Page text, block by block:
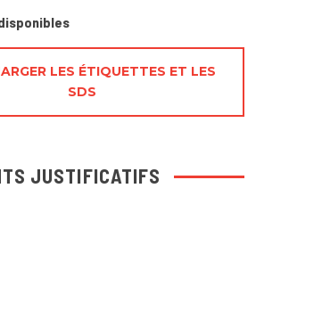
LES ÉTIQUETTES ET LES
SDS
JUSTIFICATIFS